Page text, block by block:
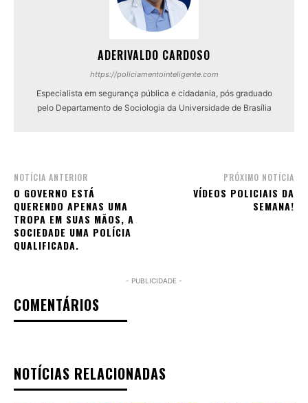
ADERIVALDO CARDOSO
https://policiamentointeligente.com
Especialista em segurança pública e cidadania, pós graduado
pelo Departamento de Sociologia da Universidade de Brasília
NOTÍCIA ANTERIOR
O GOVERNO ESTÁ
QUERENDO APENAS UMA
TROPA EM SUAS MÃOS, A
SOCIEDADE UMA POLÍCIA
QUALIFICADA.
PRÓXIMO NOTÍCIA
VÍDEOS POLICIAIS DA
SEMANA!
- PUBLICIDADE -
COMENTÁRIOS
NOTÍCIAS RELACIONADAS